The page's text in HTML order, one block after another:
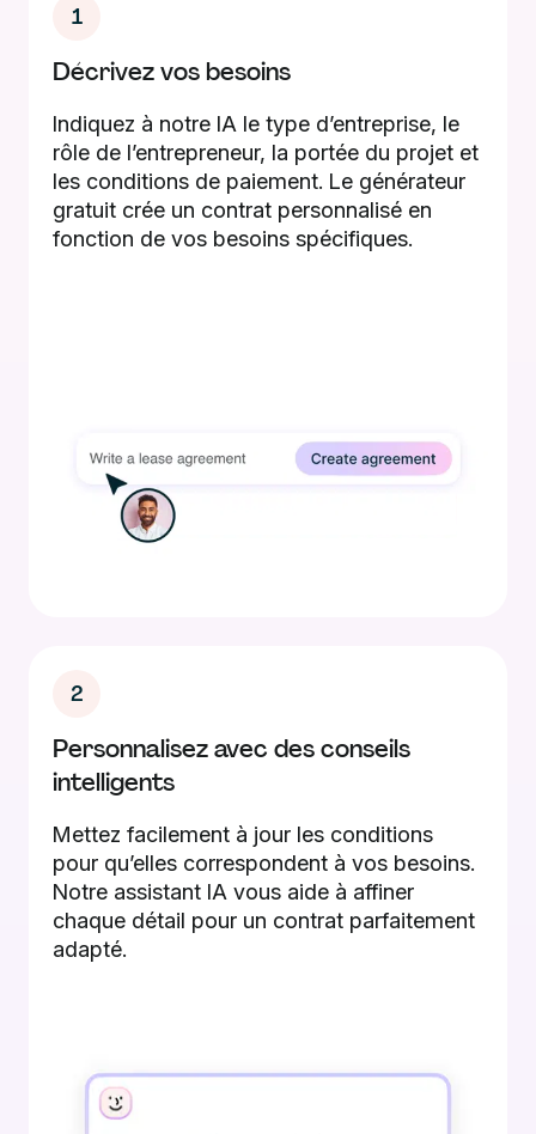
1
Décrivez vos besoins
Indiquez à notre IA le type d’entreprise, le
rôle de l’entrepreneur, la portée du projet et
les conditions de paiement. Le générateur
gratuit crée un contrat personnalisé en
fonction de vos besoins spécifiques.
2
Personnalisez avec des conseils
intelligents
Mettez facilement à jour les conditions
pour qu’elles correspondent à vos besoins.
Notre assistant IA vous aide à affiner
chaque détail pour un contrat parfaitement
adapté.